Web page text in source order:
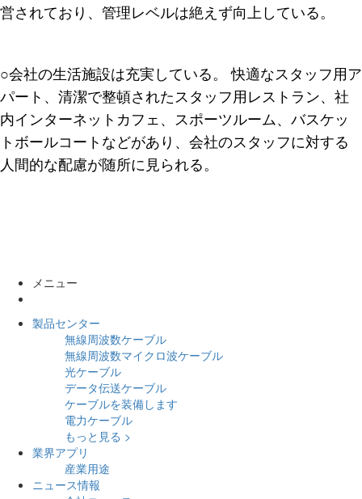
営されており、管理レベルは絶えず向上している。
○会社の生活施設は充実している。 快適なスタッフ用ア
パート、清潔で整頓されたスタッフ用レストラン、社
内インターネットカフェ、スポーツルーム、バスケッ
トボールコートなどがあり、会社のスタッフに対する
人間的な配慮が随所に見られる。
メニュー
製品センター
無線周波数ケーブル
無線周波数マイクロ波ケーブル
光ケーブル
データ伝送ケーブル
ケーブルを装備します
電力ケーブル
もっと見る >
業界アプリ
産業用途
ニュース情報